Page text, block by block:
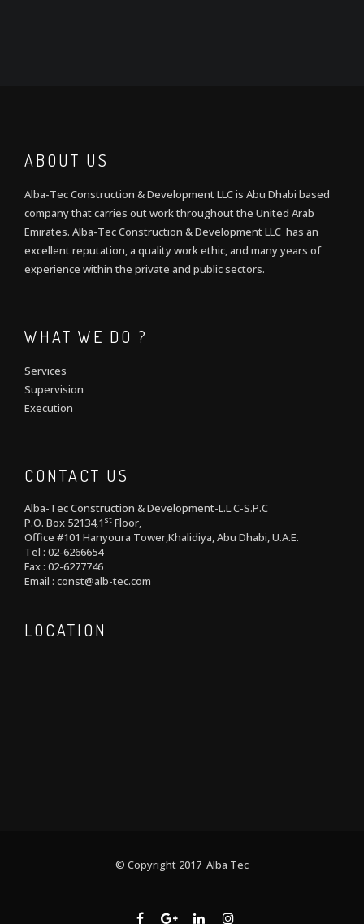
ABOUT US
Alba-Tec Construction & Development LLC is Abu Dhabi based
company that carries out work throughout the United Arab
Emirates. Alba-Tec Construction & Development LLC has an
excellent reputation, a quality work ethic, and many years of
experience within the private and public sectors.
WHAT WE DO ?
Services
Supervision
Execution
CONTACT US
Alba-Tec Construction & Development-L.L.C-S.P.C
P.O. Box 52134,1 st Floor,
Office #101 Hanyoura Tower,Khalidiya, Abu Dhabi, U.A.E.
Tel : 02-6266654
Fax : 02-6277746
Email : const@alb-tec.com
LOCATION
© Copyright 2017 Alba Tec